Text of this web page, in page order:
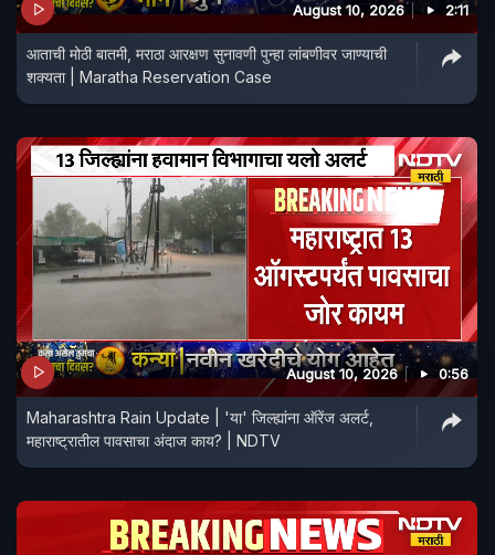
August 10, 2026 2:11
आताची मोठी बातमी, मराठा आरक्षण सुनावणी पुन्हा लांबणीवर जाण्याची
शक्यता | Maratha Reservation Case
August 10, 2026 0:56
Maharashtra Rain Update | 'या' जिल्ह्यांना ऑरेंज अलर्ट,
महाराष्ट्रातील पावसाचा अंदाज काय? | NDTV